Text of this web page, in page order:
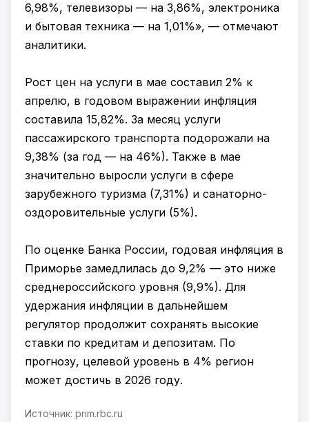
6,98%, телевизоры — на 3,86%, электроника
и бытовая техника — на 1,01%», — отмечают
аналитики.
Рост цен на услуги в мае составил 2% к
апрелю, в годовом выражении инфляция
составила 15,82%. За месяц услуги
пассажирского транспорта подорожали на
9,38% (за год — на 46%). Также в мае
значительно выросли услуги в сфере
зарубежного туризма (7,31%) и санаторно-
оздоровительные услуги (5%).
По оценке Банка России, годовая инфляция в
Приморье замедлилась до 9,2% — это ниже
среднероссийского уровня (9,9%). Для
удержания инфляции в дальнейшем
регулятор продолжит сохранять высокие
ставки по кредитам и депозитам. По
прогнозу, целевой уровень в 4% регион
может достичь в 2026 году.
Источник: prim.rbc.ru